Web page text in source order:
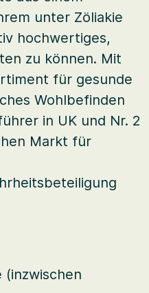
unter Zöliakie
hochwertiges,
zu können. Mit
für gesunde
Wohlbefinden
in UK und Nr. 2
Markt für
(inzwischen